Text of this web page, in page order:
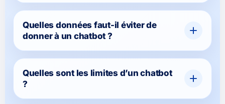
Quelles données faut-il éviter de
donner à un chatbot ?
Quelles sont les limites d’un chatbot
?